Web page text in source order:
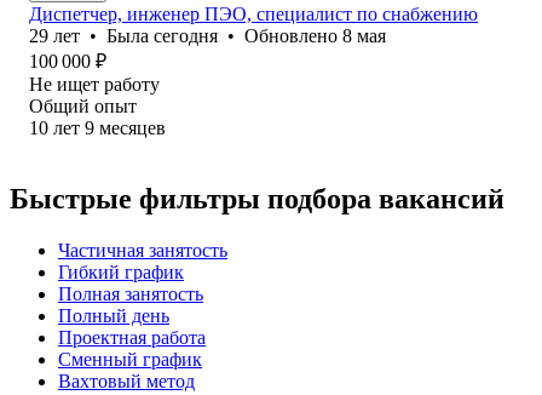
Диспетчер, инженер ПЭО, специалист по снабжению
29 лет • Была сегодня • Обновлено 8 мая
100 000 ₽
Не ищет работу
Общий опыт
10 лет 9 месяцев
Быстрые фильтры подбора вакансий
Частичная занятость
Гибкий график
Полная занятость
Полный день
Проектная работа
Сменный график
Вахтовый метод